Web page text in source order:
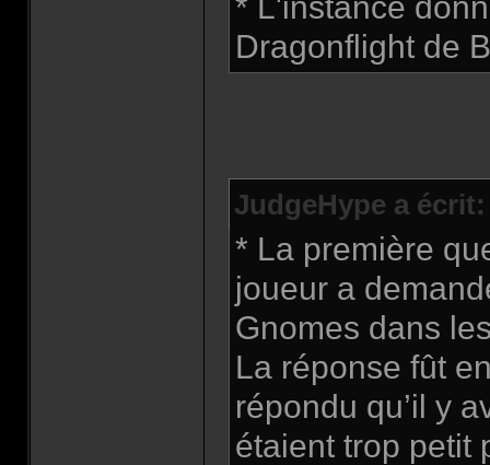
Dragonflight de
JudgeHype a écrit:
* La première
joueur a
Gnomes dans
La réponse fût
répondu qu’il y
étaient trop petit